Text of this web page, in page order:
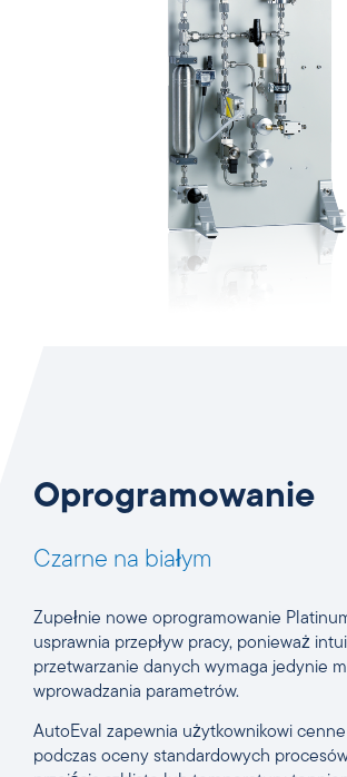
Oprogramowanie
Czarne na białym
Zupełnie nowe oprogramowanie
usprawnia przepływ pracy, ponieważ
przetwarzanie danych wymaga jedynie
wprowadzania parametrów.
AutoEval zapewnia użytkownikowi cenne
podczas oceny standardowych